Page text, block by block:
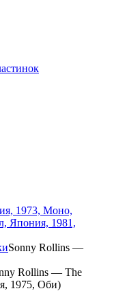
1973, Моно,
Япония, 1981,
Sonny Rollins —
Rollins — The
1975, Оби)